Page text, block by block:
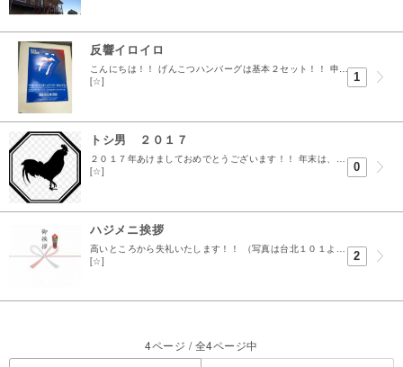
反響イロイロ
こんにちは！！ げんこつハンバーグは基本２セット！！ 申し訳程度のシーザーサラダと渥美です‥ 左から ノーマル→塩コショウ→デミグラ→オニオン の４味で頂きます。...
[☆]
1
トシ男 ２０１７
２０１７年あけましておめでとうございます！！ 年末は、、、 フグ！！ お正月は、、 おせち！！ 年末年始の食べ過ぎに 元旦からランニングのペースを上げました渥美です。 今年の干支は 酉 なワケ...
[☆]
0
ハジメニ挨拶
高いところから失礼いたします！！ （写真は台北１０１より撮影） 渥美不動産の渥美と申します！ 生意気にもオリジナルのホームページをそこそこかけまして作成しました！ 不動産屋さんのＨＰといえば物...
[☆]
2
4ページ / 全4ページ中